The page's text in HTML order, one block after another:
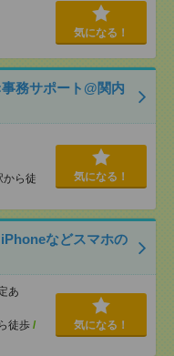
気になる！
務サポート@関内
から徒
気になる！
などスマホの
あ
徒歩 /
気になる！